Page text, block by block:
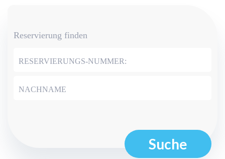
Reservierung finden
RESERVIERUNGS-NUMMER:
NACHNAME